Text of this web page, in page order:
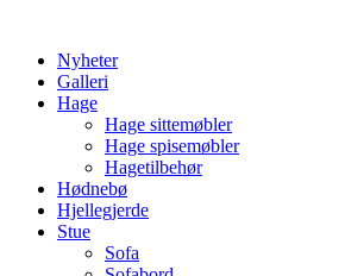
contentNyheter
Galleri
Hage
Hage sittemøbler
Hage spisemøbler
Hagetilbehør
Hødnebø
Hjellegjerde
Stue
Sofa